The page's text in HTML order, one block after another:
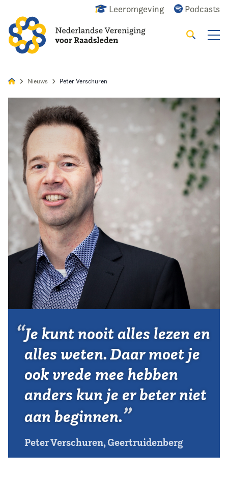
Leeromgeving Podcasts
Zoeken
Home
Agenda
Nieuws
Opleiding & Ontwikkeling
Kennis & Informatie
Vereniging
Contact
Nieuws Peter Verschuren
Je kunt nooit alles lezen en
alles weten. Daar moet je
ook vrede mee hebben
anders kun je er beter niet
aan beginnen.
Peter Verschuren, Geertruidenberg